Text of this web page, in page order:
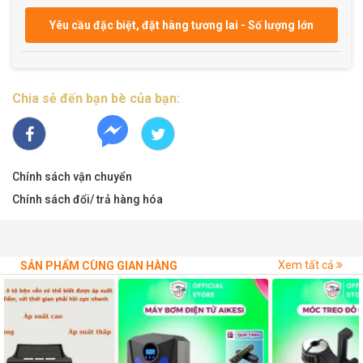
shop bất kỳ lúc nào
- Địa chỉ: Thanh Xuân, Hà Nội
#batphuoxford #meeoto
Xuất xứ : Việt Nam
Yêu cầu đặc biệt, đặt hàng tương lai - Số lượng lớn
Chia sẻ đến bạn bè của bạn:
Chính sách vận chuyển
Chính sách đổi/ trả hàng hóa
SẢN PHẨM CÙNG GIAN HÀNG Xem tất cả